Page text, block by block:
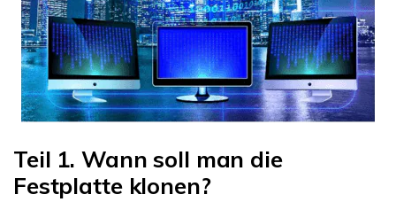
Teil 1. Wann soll man die
Festplatte klonen?